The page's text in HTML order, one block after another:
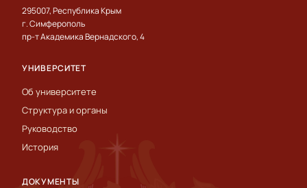
295007, Республика Крым
г. Симферополь
пр-т Академика Вернадского, 4
УНИВЕРСИТЕТ
Об университете
Структура и органы
Руководство
История
ДОКУМЕНТЫ